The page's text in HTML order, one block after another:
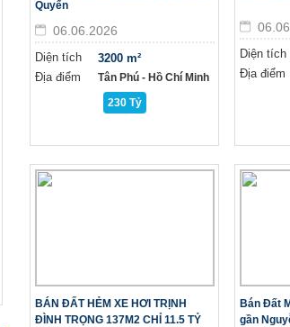
Quyển
06.06.2026
Diện tích
Địa điểm
3200 m²
Tân Phú - Hồ Chí Minh
230 Tỷ
Diện tích
Địa điểm
BÁN ĐẤT HẺM XE HƠI TRỊNH
ĐÌNH TRỌNG 137M2 CHỈ 11.5 TỶ
Bán Đất
gần